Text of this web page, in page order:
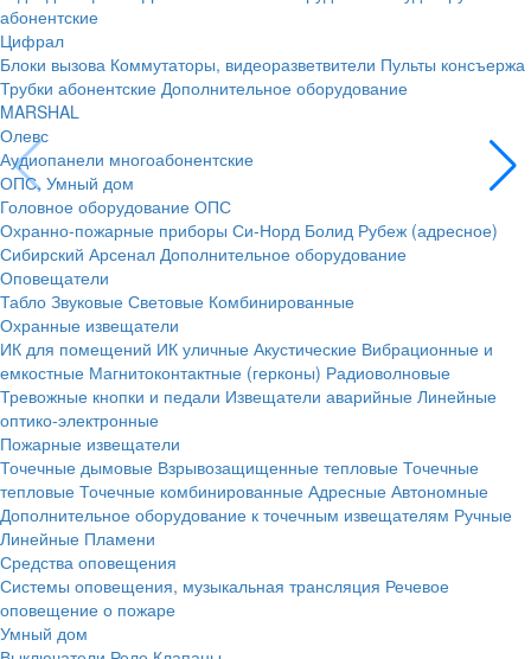
абонентские
Цифрал
Блоки вызова Коммутаторы, видеоразветвители Пульты консъержа
Трубки абонентские Дополнительное оборудование
MARSHAL
Олевс
Аудиопанели многоабонентские
ОПС, Умный дом
Головное оборудование ОПС
Охранно-пожарные приборы Си-Норд Болид Рубеж (адресное)
Сибирский Арсенал Дополнительное оборудование
Оповещатели
Табло Звуковые Световые Комбинированные
Охранные извещатели
ИК для помещений ИК уличные Акустические Вибрационные и
емкостные Магнитоконтактные (герконы) Радиоволновые
Тревожные кнопки и педали Извещатели аварийные Линейные
оптико-электронные
Пожарные извещатели
Точечные дымовые Взрывозащищенные тепловые Точечные
тепловые Точечные комбинированные Адресные Автономные
Дополнительное оборудование к точечным извещателям Ручные
Линейные Пламени
Средства оповещения
Системы оповещения, музыкальная трансляция Речевое
оповещение о пожаре
Умный дом